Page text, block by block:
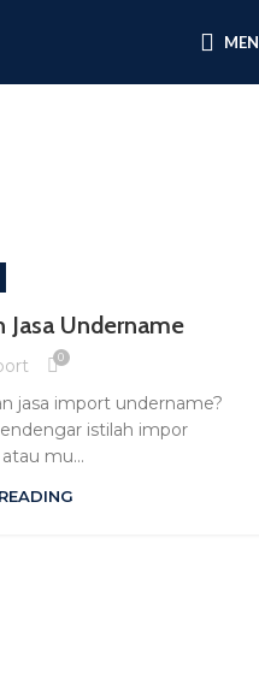
Undername
0
jasa import undername?
istilah impor
mu...